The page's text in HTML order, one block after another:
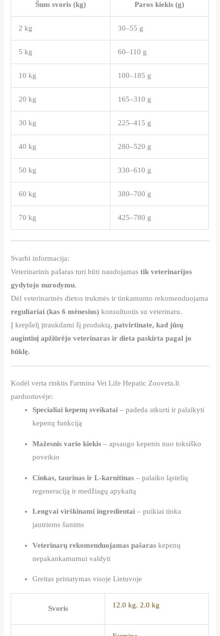
Šuns svoris (kg) Paros kiekis (g)
2 kg 30–55 g
5 kg 60–110 g
10 kg 100–185 g
20 kg 165–310 g
30 kg 225–415 g
40 kg 280–520 g
50 kg 330–610 g
60 kg 380–700 g
70 kg 425–780 g
Svarbi informacija:
Veterinarinis pašaras turi būti naudojamastik veterinarijos
gydytojo nurodymu.
Dėl veterinarinės dietos trukmės ir tinkamumo rekomenduojama
reguliariai (kas 6 mėnesius) konsultuotis su veterinaru.
Į krepšelį įtraukdami šį produktą,patvirtinate, kad jūsų
augintinį apžiūrėjo veterinaras ir dieta paskirta pagal jo
būklę.
Kodėl verta rinktis Farmina Vet Life Hepatic Zooveta.lt
parduotuvėje:
Specialiai kepenų sveikatai – padeda atkurti ir palaikyti
kepenų funkciją
Mažesnis vario kiekis – apsaugo kepenis nuo toksiško
poveikio
Cinkas, taurinas ir L-karnitinas – palaiko ląstelių
regeneraciją ir medžiagų apykaitą
Lengvai virškinami ingredientai – puikiai tinka
jautriems šunims
Veterinarų rekomenduojamas pašaras kepenų
nepakankamumui valdyti
Greitas pristatymas visoje Lietuvoje
Svoris 12.0 kg, 2.0 kg